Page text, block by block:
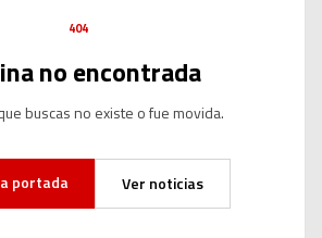
404
no encontrada
buscas no existe o fue movida.
portada Ver noticias